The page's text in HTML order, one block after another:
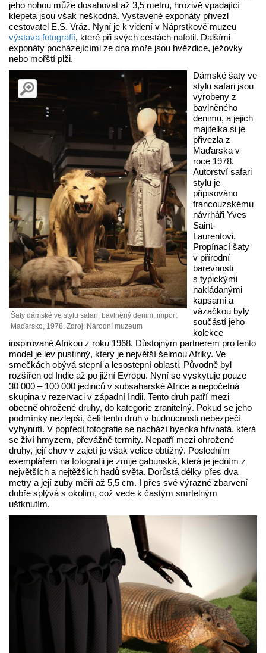
jeho nohou může dosahovat až 3,5 metru, hrozivě vpadající
klepeta jsou však neškodná. Vystavené exponáty přivezl
cestovatel E.S. Vráz. Nyní je k videní v Náprstkově muzeu
výstava fotografií, které při svých cestách nafotil. Dalšími
exponáty pocházejícími ze dna moře jsou hvězdice, ježovky
nebo mořští plži.
Šaty dámské ve stylu safari, bavlněný denim, import
Maďarsko, 1978. Zdroj: Národní muzeum
Dámské šaty ve
stylu safari jsou
vyrobeny z
bavlněného
denimu, a jejich
majitelka si je
přivezla z
Maďarska v
roce 1978.
Autorství safari
stylu je
připisováno
francouzskému
návrháři Yves
Saint-
Laurentovi.
Propínací šaty
v přírodní
barevnosti
s typickými
nakládanými
kapsami a
vázačkou byly
součástí jeho
kolekce
inspirované Afrikou z roku 1968. Důstojným partnerem pro tento
model je lev pustinný, který je největší šelmou Afriky. Ve
smečkách obývá stepní a lesostepní oblasti. Původně byl
rozšířen od Indie až po jižní Evropu. Nyní se vyskytuje pouze
30 000 – 100 000 jedinců v subsaharské Africe a nepočetná
skupina v rezervaci v západní Indii. Tento druh patří mezi
obecně ohrožené druhy, do kategorie zranitelný. Pokud se jeho
podmínky nezlepší, čelí tento druh v budoucnosti nebezpečí
vyhynutí. V popředí fotografie se nachází hyenka hřivnatá, která
se živí hmyzem, převážně termity. Nepatří mezi ohrožené
druhy, její chov v zajetí je však velice obtížný. Posledním
exemplářem na fotografii je zmije gabunská, která je jedním z
největších a nejtěžších hadů světa. Dorůstá délky přes dva
metry a její zuby měří až 5,5 cm. I přes své výrazné zbarvení
dobře splývá s okolím, což vede k častým smrtelným
uštknutím.